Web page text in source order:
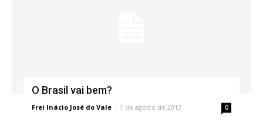
O Brasil vai bem?
Frei Inácio José do Vale - 1 de agosto de 2012 0